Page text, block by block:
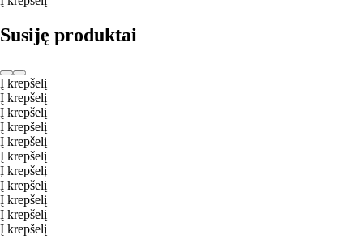
Susiję produktai
Į krepšelį
Į krepšelį
Į krepšelį
Į krepšelį
Į krepšelį
Į krepšelį
Į krepšelį
Į krepšelį
Į krepšelį
Į krepšelį
Į krepšelį